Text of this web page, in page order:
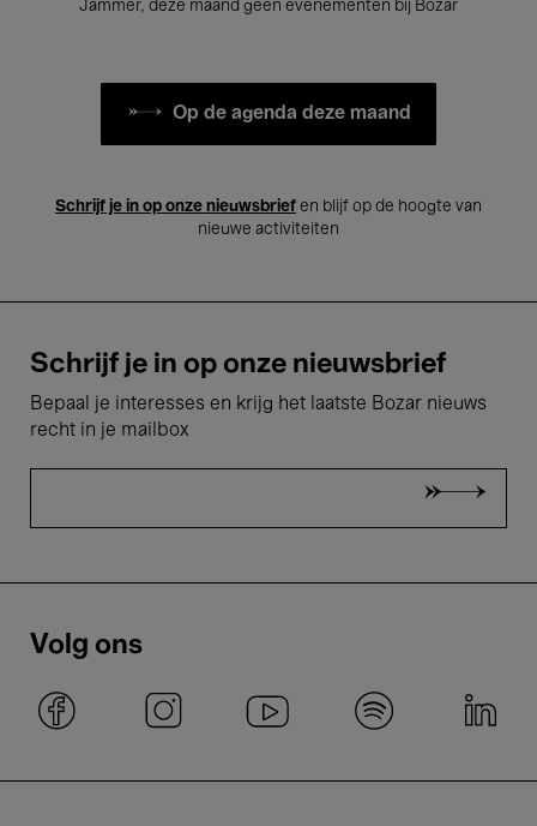
Jammer, deze maand geen evenementen bij Bozar
Op de agenda deze maand
Schrijf je in op onze nieuwsbrief en blijf op de hoogte van
nieuwe activiteiten
Schrijf je in op onze nieuwsbrief
Bepaal je interesses en krijg het laatste Bozar nieuws
recht in je mailbox
Volg ons